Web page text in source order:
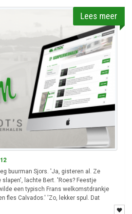
Lees meer
buurman Sjors. 'Ja, gisteren al. Ze
slapen', lachte Bert. 'Roes? Feestje
een typisch Frans welkomstdrankje
fles Calvados.' 'Zo, lekker spul. Dat